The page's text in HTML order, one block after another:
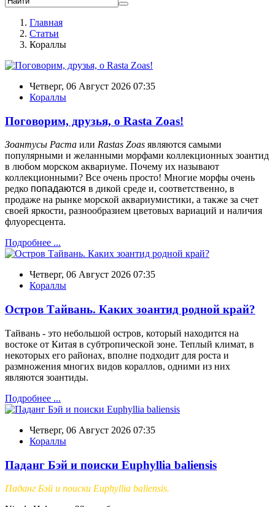
Главная
Статьи
Кораллы
Четверг, 06 Август 2026 07:35
Кораллы
Поговорим, друзья, о Rasta Zoas!
Зоантусы Раста или Rastas Zoas являются самыми
популярными и желанными морфами коллекционных зоантид
в любом морском аквариуме. Почему их называют
коллекционными? Все очень просто! Многие морфы очень
редко попадаются в дикой среде и, соответственно, в
продаже на рынке морской аквариумистики, а также за счет
своей яркости, разнообразием цветовых вариаций и наличия
флуоресцента.
Подробнее ...
Четверг, 06 Август 2026 07:35
Кораллы
Остров Тайвань. Каких зоантид родной край?
Тайвань - это небольшой остров, который находится на
востоке от Китая в субтропической зоне. Теплый климат, в
некоторых его районах, вполне подходит для роста и
размножения многих видов кораллов, одними из них
являются зоантиды.
Подробнее ...
Четверг, 06 Август 2026 07:35
Кораллы
Паданг Бэй и поиски Euphyllia baliensis
Паданг Бэй и поиски Euphyllia baliensis.